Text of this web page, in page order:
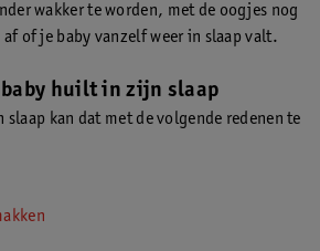
wakker te worden, met de oogjes nog
of je baby vanzelf weer in slaap valt.
huilt in zijn slaap
kan dat met de volgende redenen te